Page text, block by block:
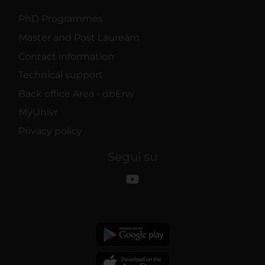
PhD Programmes
Master and Post Lauream
Contact information
Technical support
Back office Area - dbErw
MyUnivr
Privacy policy
Segui su